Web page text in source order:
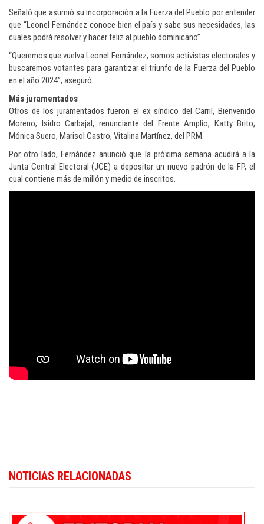
Señaló que asumió su incorporación a la Fuerza del Pueblo por entender
que “Leonel Fernández conoce bien el país y sabe sus necesidades, las
cuales podrá resolver y hacer feliz al pueblo dominicano”.
“Queremos que vuelva Leonel Fernández, somos activistas electorales y
buscaremos votantes para garantizar el triunfo de la Fuerza del Pueblo
en el año 2024”, aseguró.
Más juramentados
Otros de los juramentados fueron el ex síndico del Carril, Bienvenido
Moreno; Isidro Carbajal, renunciante del Frente Amplio, Katty Brito,
Mónica Suero, Marisol Castro, Vitalina Martínez, del PRM.
Por otro lado, Fernández anunció que la próxima semana acudirá a la
Junta Central Electoral (JCE) a depositar un nuevo padrón de la FP, el
cual contiene más de millón y medio de inscritos.
Republic politics news in English.
NOTICIAS RELACIONADAS